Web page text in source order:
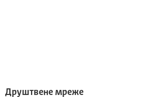
Друштвене мреже